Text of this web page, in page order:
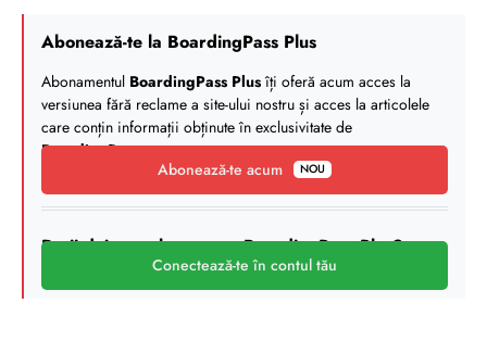
Abonează-te la BoardingPass Plus
Abonamentul BoardingPass Plusîți oferă acum acces la
versiunea fără reclame a site-ului nostru și acces la articolele
care conțin informații obținute în exclusivitate de
BoardingPass.
Abonează-te acum
NOU
Deții deja un abonament BoardingPass Plus?
Conectează-te în contul tău